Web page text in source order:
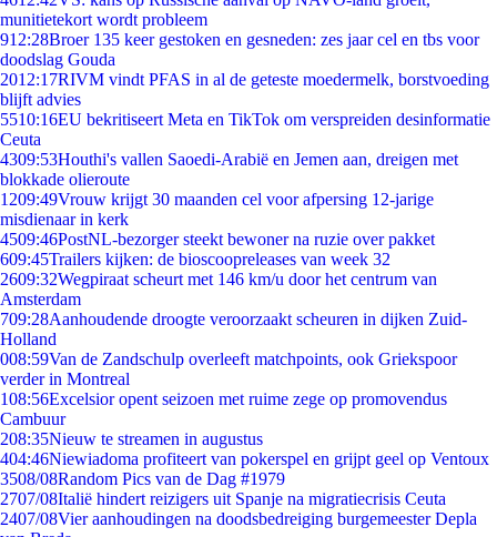
munitietekort wordt probleem
912:28Broer 135 keer gestoken en gesneden: zes jaar cel en tbs voor
doodslag Gouda
2012:17RIVM vindt PFAS in al de geteste moedermelk, borstvoeding
blijft advies
5510:16EU bekritiseert Meta en TikTok om verspreiden desinformatie
Ceuta
4309:53Houthi's vallen Saoedi-Arabië en Jemen aan, dreigen met
blokkade olieroute
1209:49Vrouw krijgt 30 maanden cel voor afpersing 12-jarige
misdienaar in kerk
4509:46PostNL-bezorger steekt bewoner na ruzie over pakket
609:45Trailers kijken: de bioscoopreleases van week 32
2609:32Wegpiraat scheurt met 146 km/u door het centrum van
Amsterdam
709:28Aanhoudende droogte veroorzaakt scheuren in dijken Zuid-
Holland
008:59Van de Zandschulp overleeft matchpoints, ook Griekspoor
verder in Montreal
108:56Excelsior opent seizoen met ruime zege op promovendus
Cambuur
208:35Nieuw te streamen in augustus
404:46Niewiadoma profiteert van pokerspel en grijpt geel op Ventoux
3508/08Random Pics van de Dag #1979
2707/08Italië hindert reizigers uit Spanje na migratiecrisis Ceuta
2407/08Vier aanhoudingen na doodsbedreiging burgemeester Depla